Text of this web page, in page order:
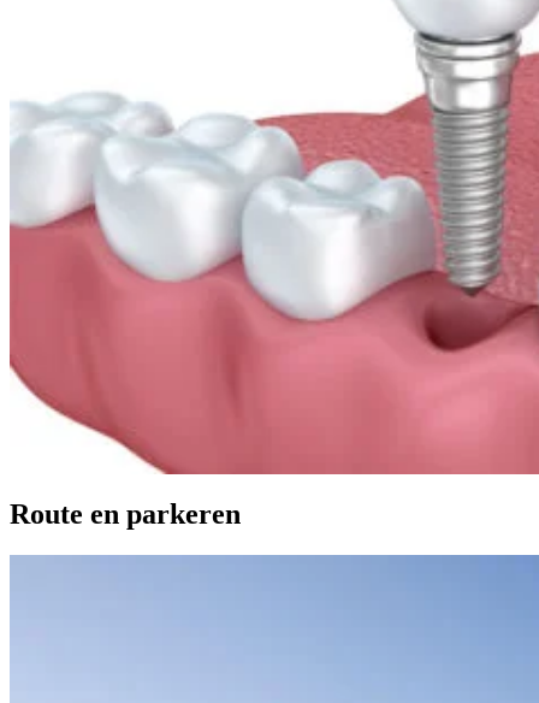
Route en parkeren